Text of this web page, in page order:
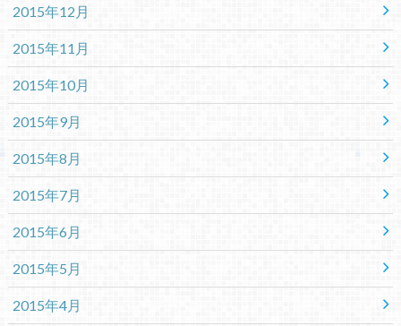
2015年12月
2015年11月
2015年10月
2015年9月
2015年8月
2015年7月
2015年6月
2015年5月
2015年4月